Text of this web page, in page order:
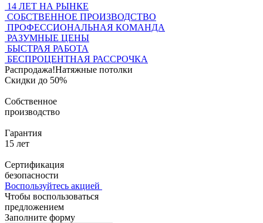
14 ЛЕТ НА РЫНКЕ
СОБСТВЕННОЕ ПРОИЗВОДСТВО
ПРОФЕССИОНАЛЬНАЯ КОМАНДА
РАЗУМНЫЕ ЦЕНЫ
БЫСТРАЯ РАБОТА
БЕСПРОЦЕНТНАЯ РАССРОЧКА
Распродажа!Натяжные потолки
Скидки до 50%
Собственное
производство
Гарантия
15 лет
Сертификация
безопасности
Воспользуйтесь акцией
Чтобы воспользоваться
предложением
Заполните форму